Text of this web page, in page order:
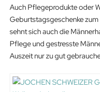
a
s
:
3
8
6
:
2
3
.
9
€
Auch Pflegeprodukte oder
Geburtstagsgeschenke
sehnt sich auch die
Pflege und gestresste
Auszeit nur zu gut